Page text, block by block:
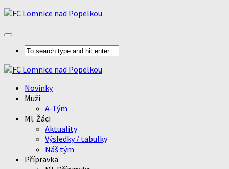
Novinky
Muži
A-Tým
Ml. Žáci
Aktuality
Výsledky / tabulky
Náš tým
Přípravka